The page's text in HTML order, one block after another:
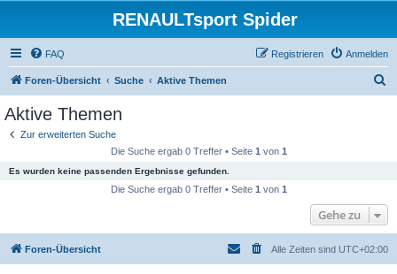
RENAULTsport Spider
FAQ Anmelden
Registrieren
Foren-Übersicht Suche Aktive Themen
Aktive Themen
Zur erweiterten Suche
Die Suche ergab 0 Treffer • Seite 1 von 1
Es wurden keine passenden Ergebnisse gefunden.
Die Suche ergab 0 Treffer • Seite 1 von 1
Gehe zu
Foren-Übersicht Alle Zeiten sind UTC+02:00